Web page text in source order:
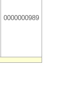
0000000989